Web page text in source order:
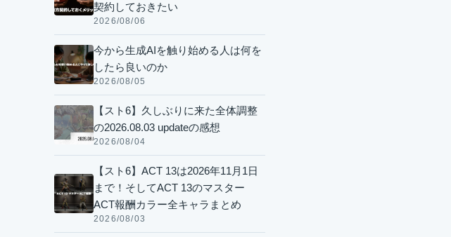
契約しておきたい
2026/08/06
今から生成AIを触り始める人は何を
したら良いのか
2026/08/05
【スト6】久しぶりに来た全体調整
の2026.08.03 updateの感想
2026/08/04
【スト6】ACT 13は2026年11月1日
まで！そしてACT 13のマスター
ACT報酬カラー全キャラまとめ
2026/08/03